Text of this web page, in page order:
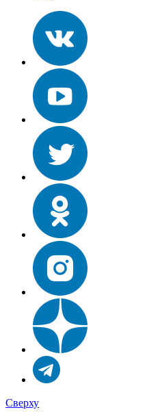
Сверху